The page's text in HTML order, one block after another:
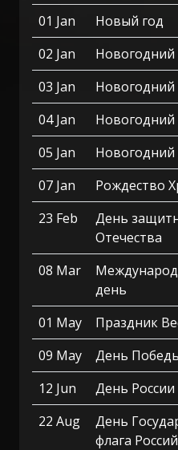
01 Jan
Новый год
02 Jan
Новогодний
03 Jan
Новогодний
04 Jan
Новогодний
05 Jan
Новогодний
07 Jan
Рождество
23 Feb
День
Отечества
08 Mar
день
01 May
Праздник
09 May
День
12 Jun
День России
22 Aug
День
флага